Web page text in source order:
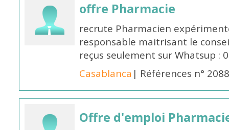
offre Pharmacie
recrute Pharmacien
responsable maitrisant le
reçus seulement sur Whatsup :
Casablanca | Références n°
Offre d'emploi